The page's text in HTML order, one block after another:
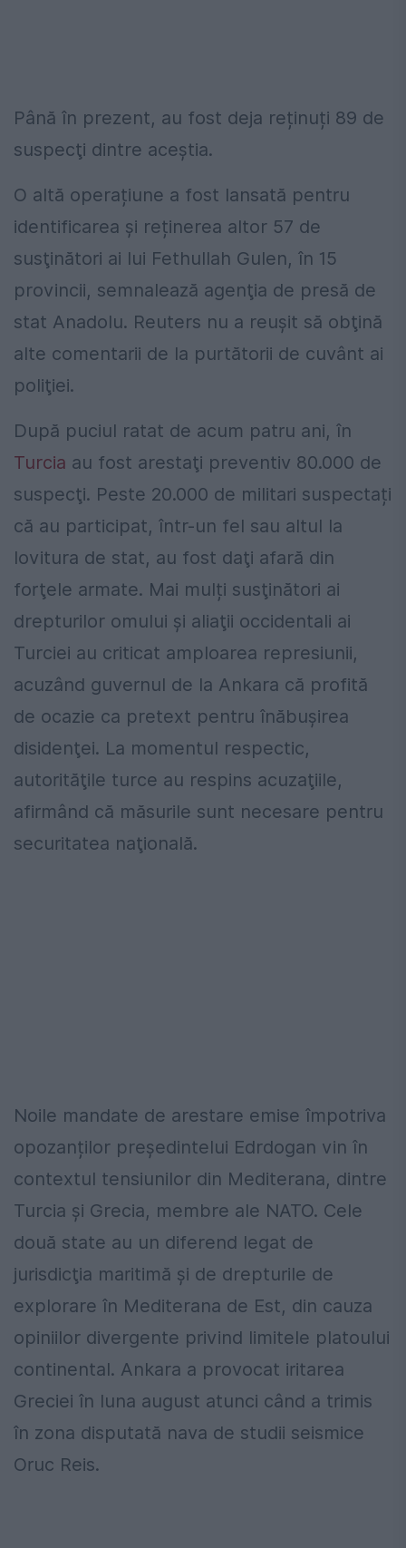
Până în prezent, au fost deja reținuți 89 de
suspecţi dintre aceștia.
O altă operațiune a fost lansată pentru
identificarea și reținerea altor 57 de
susţinători ai lui Fethullah Gulen, în 15
provincii, semnalează agenţia de presă de
stat Anadolu. Reuters nu a reuşit să obţină
alte comentarii de la purtătorii de cuvânt ai
poliţiei.
După puciul ratat de acum patru ani, în
Turcia au fost arestaţi preventiv 80.000 de
suspecţi. Peste 20.000 de militari suspectați
că au participat, într-un fel sau altul la
lovitura de stat, au fost daţi afară din
forţele armate. Mai mulți susţinători ai
drepturilor omului şi aliaţii occidentali ai
Turciei au criticat amploarea represiunii,
acuzând guvernul de la Ankara că profită
de ocazie ca pretext pentru înăbuşirea
disidenţei. La momentul respectic,
autorităţile turce au respins acuzaţiile,
afirmând că măsurile sunt necesare pentru
securitatea naţională.
Noile mandate de arestare emise împotriva
opozanților președintelui Edrdogan vin în
contextul tensiunilor din Mediterana, dintre
Turcia şi Grecia, membre ale NATO. Cele
două state au un diferend legat de
jurisdicţia maritimă şi de drepturile de
explorare în Mediterana de Est, din cauza
opiniilor divergente privind limitele platoului
continental. Ankara a provocat iritarea
Greciei în luna august atunci când a trimis
în zona disputată nava de studii seismice
Oruc Reis.